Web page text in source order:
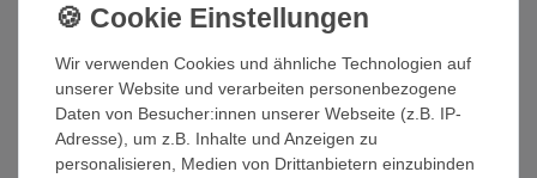
Weitere Details
EU-Verantwortlicher
Wir verwenden Cookies und ähnliche Technologien auf
unserer Website und verarbeiten personenbezogene
Daten von Besucher:innen unserer Webseite (z.B. IP-
Adresse), um z.B. Inhalte und Anzeigen zu
personalisieren, Medien von Drittanbietern einzubinden